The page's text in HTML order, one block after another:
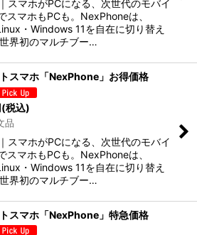
スマホがPCになる、次世代のモバイ
スマホもPCも。NexPhoneは、
・Windows 11を自在に切り替え
界初のマルチブー…
スマホ「NexPhone」お得価格
(税込)
品
スマホがPCになる、次世代のモバイ
スマホもPCも。NexPhoneは、
・Windows 11を自在に切り替え
界初のマルチブー…
スマホ「NexPhone」特急価格